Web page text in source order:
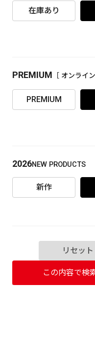
在庫あり
PREMIUM ［ オンライ
PREMIUM
2026NEW PRODUCTS
新作
リセット
この内容で検